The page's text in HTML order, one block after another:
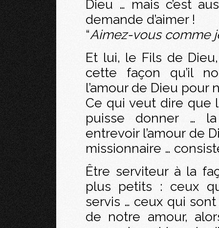
Dieu … mais c’est
demande d’aimer !
“Aimez-vous comme
Et lui, le Fils de
cette façon qu’il
l’amour de Dieu pour
Ce qui veut dire que
puisse donner …
entrevoir l’amour de
missionnaire …
Être serviteur à la
plus petits : ceux
servis … ceux qui
de notre amour,